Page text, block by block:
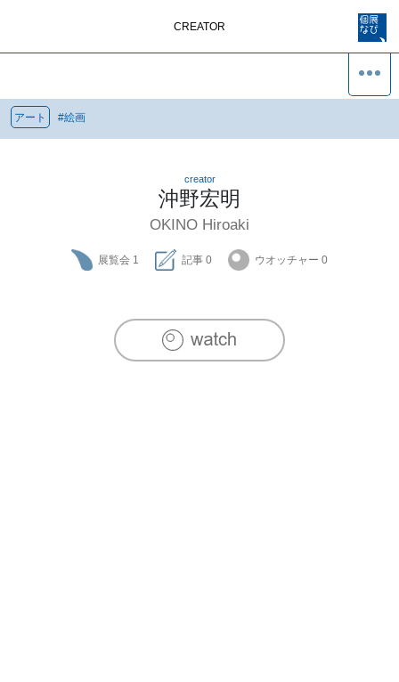
CREATOR
アート #絵画
creator
沖野宏明
OKINO Hiroaki
展覧会 1 記事 0 ウオッチャー 0